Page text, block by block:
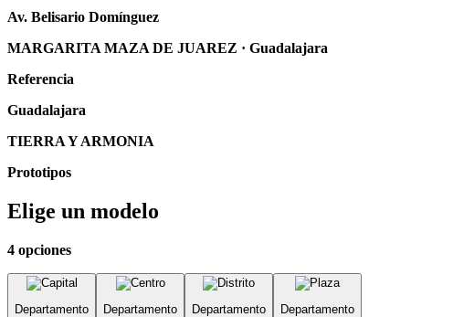
Av. Belisario Domínguez
MARGARITA MAZA DE JUAREZ · Guadalajara
Referencia
Guadalajara
TIERRA Y ARMONIA
Prototipos
Elige un modelo
4 opciones
Departamento Departamento Departamento Departamento